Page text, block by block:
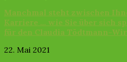
Manchmal steht zwischen
Karriere … wie Sie über sich
für den Claudia Tödtmann-
22. Mai 2021